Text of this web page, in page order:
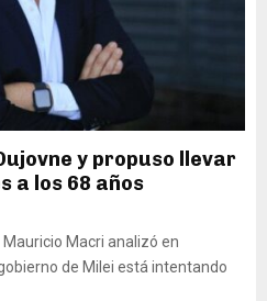
y propuso llevar
a los 68 años
Macri analizó en
de Milei está intentando